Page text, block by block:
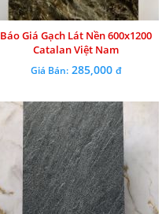
Báo Giá Gạch Lát Nền 600x1200
Catalan Việt Nam
Giá Bán:285,000 đ